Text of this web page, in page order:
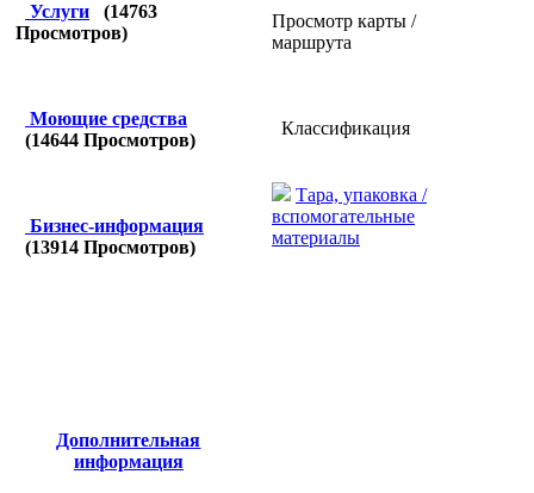
Услуги (14763
Просмотров)
Моющие средства
(14644 Просмотров)
Бизнес-информация
(13914 Просмотров)
Дополнительная
информация
Просмотр карты /
маршрута
Классификация
Тара, упаковка /
вспомогательные
материалы